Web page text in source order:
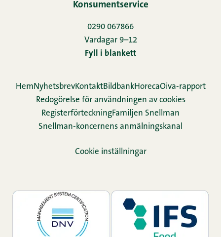
Konsumentservice
0290 067866
Vardagar 9–12
Fyll i blankett
HemNyhetsbrevKontaktBildbankHorecaOiva-rapport
Redogörelse för användningen av cookies
Re­gis­ter­för­teck­ningFamiljen Snellman
Snellman-koncernens anmälningskanal
Cookie inställningar